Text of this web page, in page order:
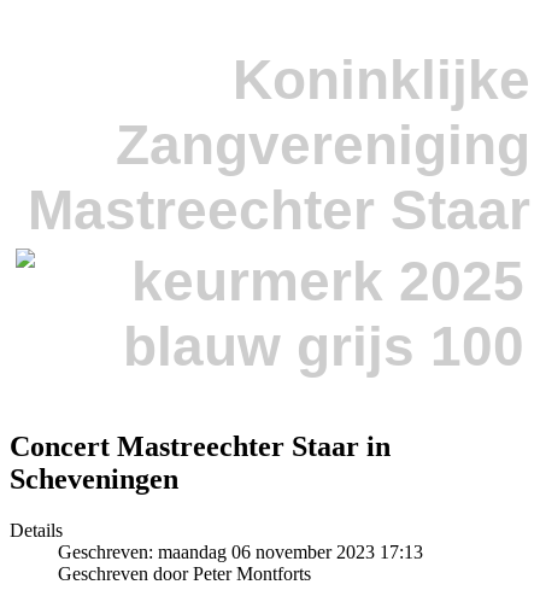
Koninklijke
Zangvereniging
Mastreechter Staar
Concert Mastreechter Staar in
Scheveningen
Details
Geschreven: maandag 06 november 2023 17:13
Geschreven door Peter Montforts